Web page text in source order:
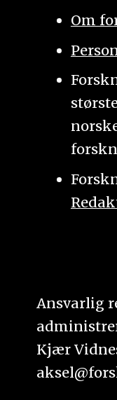
Om
Ansvarlig
Kjær